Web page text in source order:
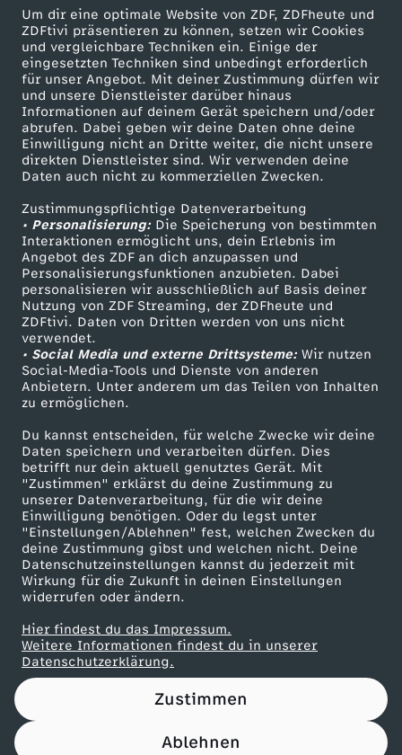
Um dir eine optimale Website von ZDF, ZDFheute und
ZDFtivi präsentieren zu können, setzen wir Cookies
und vergleichbare Techniken ein. Einige der
eingesetzten Techniken sind unbedingt erforderlich
für unser Angebot. Mit deiner Zustimmung dürfen wir
und unsere Dienstleister darüber hinaus
Informationen auf deinem Gerät speichern und/oder
abrufen. Dabei geben wir deine Daten ohne deine
Einwilligung nicht an Dritte weiter, die nicht unsere
direkten Dienstleister sind. Wir verwenden deine
Daten auch nicht zu kommerziellen Zwecken.
Zustimmungspflichtige Datenverarbeitung
• Personalisierung:Die Speicherung von bestimmten
Interaktionen ermöglicht uns, dein Erlebnis im
Angebot des ZDF an dich anzupassen und
Personalisierungsfunktionen anzubieten. Dabei
personalisieren wir ausschließlich auf Basis deiner
Nutzung von ZDF Streaming, der ZDFheute und
ZDFtivi. Daten von Dritten werden von uns nicht
verwendet.
• Social Media und externe Drittsysteme:Wir nutzen
Social-Media-Tools und Dienste von anderen
Anbietern. Unter anderem um das Teilen von Inhalten
zu ermöglichen.
Du kannst entscheiden, für welche Zwecke wir deine
Daten speichern und verarbeiten dürfen. Dies
betrifft nur dein aktuell genutztes Gerät. Mit
"Zustimmen" erklärst du deine Zustimmung zu
unserer Datenverarbeitung, für die wir deine
Einwilligung benötigen. Oder du legst unter
"Einstellungen/Ablehnen" fest, welchen Zwecken du
deine Zustimmung gibst und welchen nicht. Deine
Datenschutzeinstellungen kannst du jederzeit mit
Wirkung für die Zukunft in deinen Einstellungen
widerrufen oder ändern.
Hier findest du das Impressum.
Weitere Informationen findest du in unserer
Datenschutzerklärung.
Zustimmen
Ablehnen
m
1
1
.
O
k
t
o
b
e
r
2
0
2
5
Mehr ZDF
ZDF-Apps
Smart TV
ZDFtext
Livestreams
Sendungen A-Z
TV-Programm
Service
ZDFmitreden
Kontakt zum ZDF
Tickets
Zuschauerservice
Hilfe
ZDF Unternehmen
Karriere
ZDF goes Schule
Werbefernsehen
Mainzelmännchen
Partner